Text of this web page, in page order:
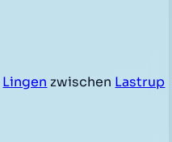
Lingen zwischen Lastrup